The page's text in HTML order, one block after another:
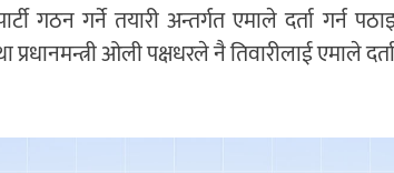
गठन गर्ने तयारी अन्तर्गत एमाले दर्ता
ओली पक्षधरले नै तिवारीलाई एमाले